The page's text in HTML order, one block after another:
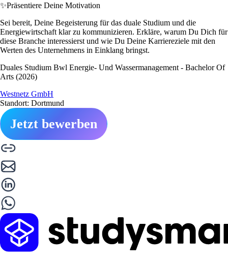
✨Präsentiere Deine Motivation
Sei bereit, Deine Begeisterung für das duale Studium und die
Energiewirtschaft klar zu kommunizieren. Erkläre, warum Du Dich für
diese Branche interessierst und wie Du Deine Karriereziele mit den
Werten des Unternehmens in Einklang bringst.
Duales Studium Bwl Energie- Und Wassermanagement - Bachelor Of
Arts (2026)
Westnetz GmbH
Standort: Dortmund
Jetzt bewerben